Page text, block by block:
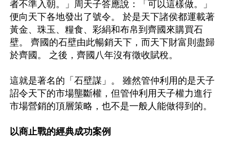
者不準入朝。」周天子答應說：「可以這樣做。」
便向天下各地發出了號令。 於是天下諸侯都運載著
黃金、珠玉、糧食、彩絹和布帛到齊國來購買石
壁。 齊國的石壁由此暢銷天下，而天下財富則盡歸
於齊國。 之後，齊國八年沒有徵收賦稅。
這就是著名的「石壁謀」。 雖然管仲利用的是天子
詔令天下的市場壟斷權，但管仲利用天子權力進行
市場營銷的頂層策略，也不是一般人能做得到的。
以商止戰的經典成功案例